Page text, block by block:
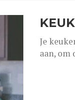
Je
aan, om